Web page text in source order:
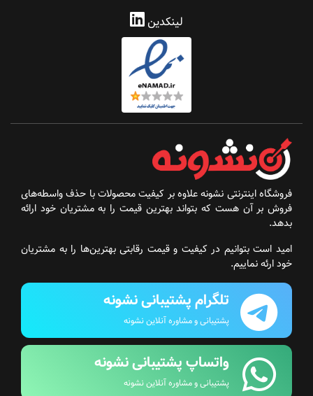
لینکدین
فروشگاه اینترنتی نشونه علاوه بر کیفیت محصولات با حذف واسطه‌های
فروش بر آن هست که بتواند بهترین قیمت را به مشتریان خود ارائه
بدهد.
امید است بتوانیم در کیفیت و قیمت رقابتی بهترین‌ها را به مشتریان
خود ارئه نماییم.
تلگرام پشتیبانی نشونه
پشتیبانی و مشاوره آنلاین نشونه
واتساپ پشتیبانی نشونه
پشتیبانی و مشاوره آنلاین نشونه